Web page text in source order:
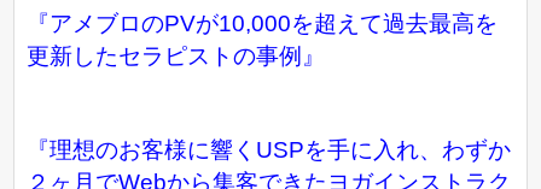
『アメブロのPVが10,000を超えて過去最高を
更新したセラピストの事例』
『理想のお客様に響くUSPを手に入れ、わずか
２ヶ月でWebから集客できたヨガインストラク